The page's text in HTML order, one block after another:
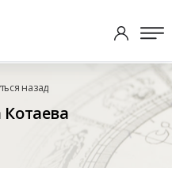
назад
Котаева